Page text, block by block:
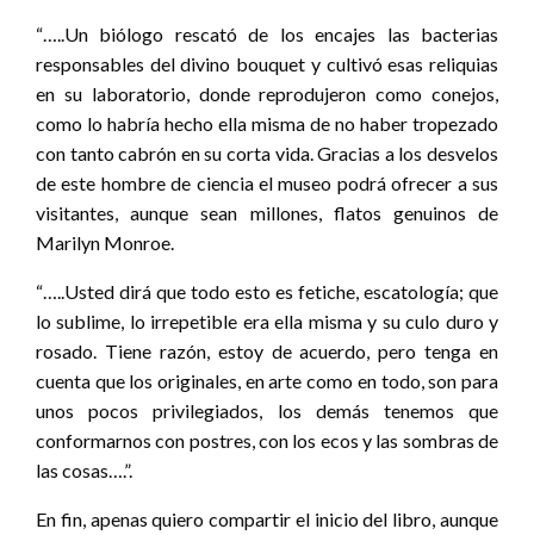
“…..Un biólogo rescató de los encajes las bacterias
responsables del divino bouquet y cultivó esas reliquias
en su laboratorio, donde reprodujeron como conejos,
como lo habría hecho ella misma de no haber tropezado
con tanto cabrón en su corta vida. Gracias a los desvelos
de este hombre de ciencia el museo podrá ofrecer a sus
visitantes, aunque sean millones, flatos genuinos de
Marilyn Monroe.
“…..Usted dirá que todo esto es fetiche, escatología; que
lo sublime, lo irrepetible era ella misma y su culo duro y
rosado. Tiene razón, estoy de acuerdo, pero tenga en
cuenta que los originales, en arte como en todo, son para
unos pocos privilegiados, los demás tenemos que
conformarnos con postres, con los ecos y las sombras de
las cosas….”.
En fin, apenas quiero compartir el inicio del libro, aunque